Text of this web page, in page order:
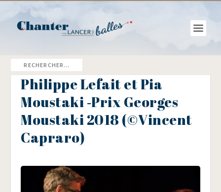
Philippe Lefait et Pia
Moustaki ‑Prix Georges
Moustaki 2018 (©Vincent
Capraro)